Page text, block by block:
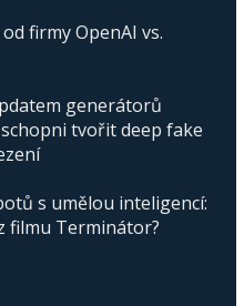
firmy OpenAI vs.
generátorů
tvořit deep fake
s umělou inteligencí:
filmu Terminátor?